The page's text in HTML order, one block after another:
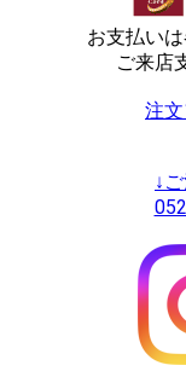
お支払い
ご来店
注
↓